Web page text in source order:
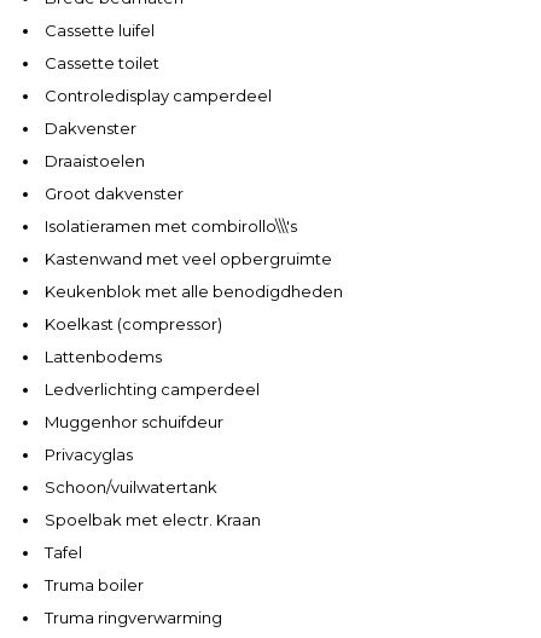
Cassette luifel
Cassette toilet
Controledisplay camperdeel
Dakvenster
Draaistoelen
Groot dakvenster
Isolatieramen met combirollo\\\'s
Kastenwand met veel opbergruimte
Keukenblok met alle benodigdheden
Koelkast (compressor)
Lattenbodems
Ledverlichting camperdeel
Muggenhor schuifdeur
Privacyglas
Schoon/vuilwatertank
Spoelbak met electr. Kraan
Tafel
Truma boiler
Truma ringverwarming